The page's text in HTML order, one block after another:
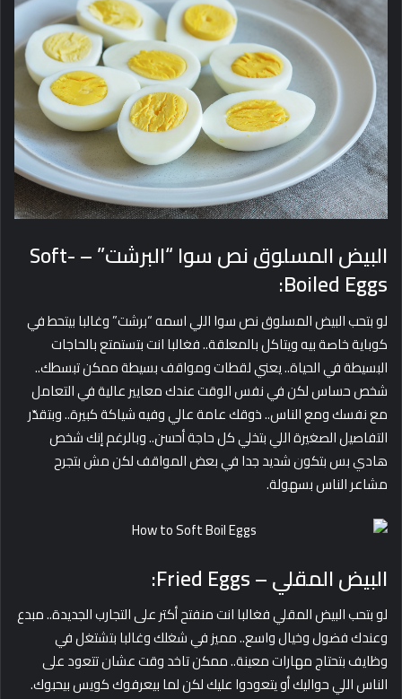
البيض المسلوق نص سوا “البرشت” – Soft-
Boiled Eggs:
لو بتحب البيض المسلوق نص سوا اللي اسمه “برشت” وغالبا بيتحط في
كوباية خاصة بيه ويتاكل بالمعلقة.. فغالبا انت بتستمتع بالحاجات
البسيطة في الحياة.. يعني لقطات ومواقف بسيطة ممكن تبسطك..
شخص حساس لكن في نفس الوقت عندك معايير عالية في التعامل
مع نفسك ومع الناس.. ذوقك عامة عالي وفيه شياكة كبيرة.. وبتقدّر
التفاصيل الصغيرة اللي بتخلي كل حاجة أحسن.. وبالرغم إنك شخص
هادي بس بتكون شديد جدا في بعض المواقف لكن مش بتجرح
مشاعر الناس بسهولة.
البيض المقلي – Fried Eggs:
لو بتحب البيض المقلي فغالبا انت منفتح أكتر على التجارب الجديدة.. مبدع
وعندك فضول وخيال واسع.. مميز في شغلك وغالبا بتشتغل في
وظايف بتحتاج مهارات معينة.. ممكن تاخد وقت عشان تتعود على
الناس اللي حواليك أو يتعودوا عليك لكن لما بيعرفوك كويس بيحبوك.